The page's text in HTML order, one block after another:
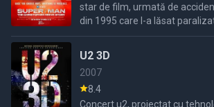
star de film, urmată de
din 1995 care l-a lăsat
devenit un activist pentru
U2 3D
2007
8.4
Concert u2, proiectat cu